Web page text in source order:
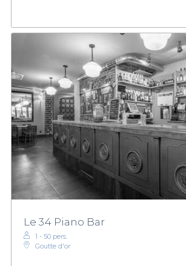
Le 34 Piano Bar
1 - 50 pers.
Goutte d'or